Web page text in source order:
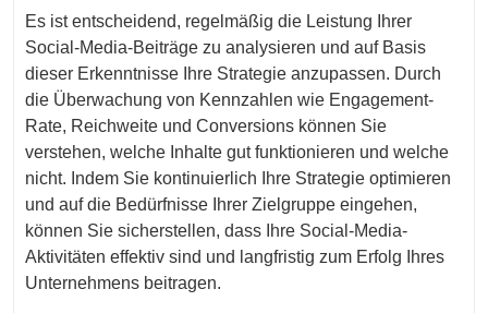
Es ist entscheidend, regelmäßig die Leistung Ihrer
Social-Media-Beiträge zu analysieren und auf Basis
dieser Erkenntnisse Ihre Strategie anzupassen. Durch
die Überwachung von Kennzahlen wie Engagement-
Rate, Reichweite und Conversions können Sie
verstehen, welche Inhalte gut funktionieren und welche
nicht. Indem Sie kontinuierlich Ihre Strategie optimieren
und auf die Bedürfnisse Ihrer Zielgruppe eingehen,
können Sie sicherstellen, dass Ihre Social-Media-
Aktivitäten effektiv sind und langfristig zum Erfolg Ihres
Unternehmens beitragen.